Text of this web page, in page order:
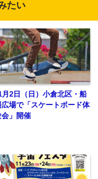
たい
月2日（日）小倉北区・船
広場で「スケートボード体
会」開催